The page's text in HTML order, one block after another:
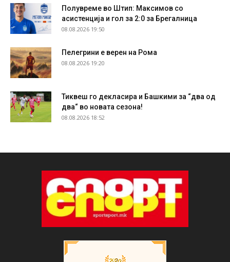
Полувреме во Штип: Максимов со
асистенција и гол за 2:0 за Брегалница
08.08.2026 19:50
Пелегрини е верен на Рома
08.08.2026 19:20
Тиквеш го декласира и Башкими за “два од
два“ во новата сезона!
08.08.2026 18:52